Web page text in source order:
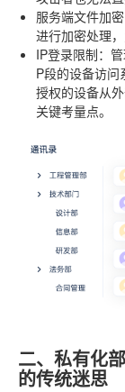
服务端文件加密
进行加密处理
IP登录限制：
P段的设备访
授权的设备从
关键考量点。
二、私有化
的传统迷思